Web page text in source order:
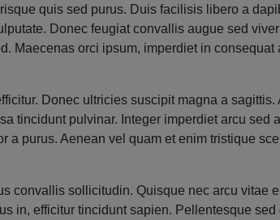
quis sed purus. Duis facilisis libero a
Donec feugiat convallis augue sed
Maecenas orci ipsum, imperdiet in
Donec ultricies suscipit magna a
tincidunt pulvinar. Integer imperdiet arcu
a purus. Aenean vel quam et enim tristique
convallis sollicitudin. Quisque nec arcu vitae
in, efficitur tincidunt sapien. Pellentesque